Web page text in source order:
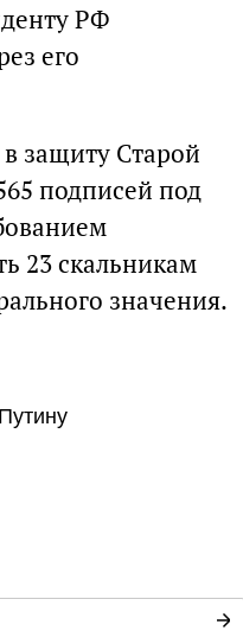
РФ
его
защиту Старой
подписей под
23 скальникам
значения.